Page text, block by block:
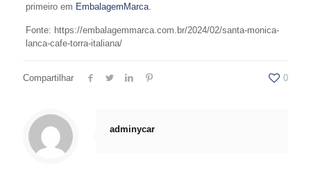
primeiro em EmbalagemMarca.
Fonte: https://embalagemmarca.com.br/2024/02/santa-monica-
lanca-cafe-torra-italiana/
Compartilhar 0
adminycar